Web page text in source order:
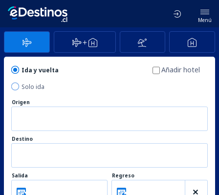
Menú
Ida y vuelta
Solo ida
Añadir hotel
Origen
Destino
Salida Regreso